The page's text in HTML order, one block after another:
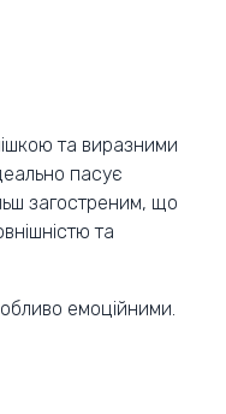
та виразними
пасує
загостреним, що
та
емоційними.